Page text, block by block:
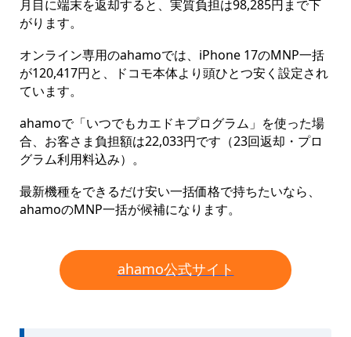
月目に端末を返却すると、実質負担は98,285円まで下
がります。
オンライン専用のahamoでは、iPhone 17のMNP一括
が120,417円と、ドコモ本体より頭ひとつ安く設定され
ています。
ahamoで「いつでもカエドキプログラム」を使った場
合、お客さま負担額は22,033円です（23回返却・プロ
グラム利用料込み）。
最新機種をできるだけ安い一括価格で持ちたいなら、
ahamoのMNP一括が候補になります。
ahamo公式サイト